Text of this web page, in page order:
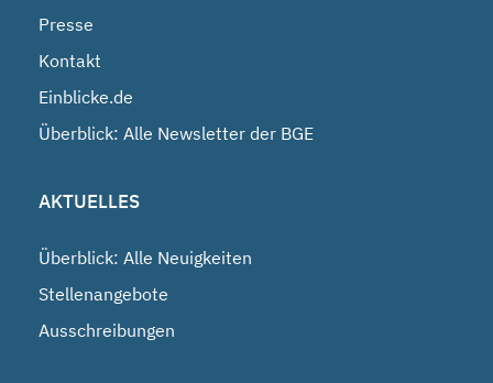
Presse
Kontakt
Einblicke.de
Überblick: Alle Newsletter der BGE
AKTUELLES
Überblick: Alle Neuigkeiten
Stellenangebote
Ausschreibungen